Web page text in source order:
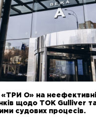
«ТРИ О» на неефективні
щодо ТОК Gulliver
судових процесів.